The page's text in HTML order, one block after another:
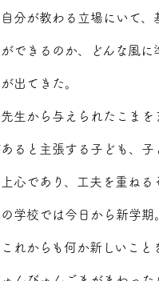
分が教わる立場にいて
できるのか、どんな風
出てきた。
生から与えられたこま
あると主張する子ども、
心であり、工夫を重ね
学校では今日から新学期
れからも何か新しいこと